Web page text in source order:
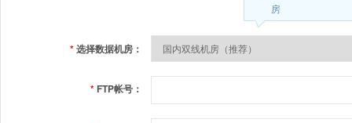
房
*选择数据机房：
* FTP帐号：